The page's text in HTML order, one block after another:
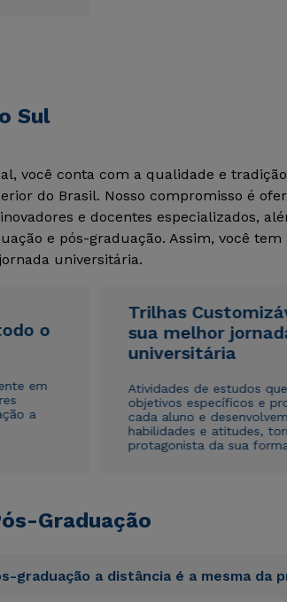
Sul
você conta com a qualidade e
do Brasil. Nosso compromisso é
e docentes especializados,
e pós-graduação. Assim, você
universitária.
o
em
a
Trilhas
sua melhor
universitária
Atividades de estudos
objetivos específicos e
cada aluno e
habilidades e atitudes,
protagonista da sua
Graduação
graduação a distância é a mesma da
Rápido e fácil
Estou de acordo
autorizo que meus
envio de conteúdos
Rápido e fácil
Estou de acordo
autorizo que meus
envio de conteúdos